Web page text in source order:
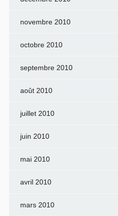
novembre 2010
octobre 2010
septembre 2010
août 2010
juillet 2010
juin 2010
mai 2010
avril 2010
mars 2010